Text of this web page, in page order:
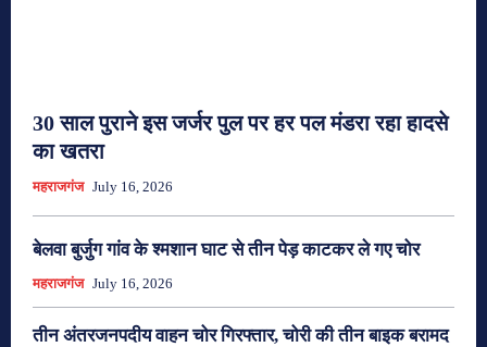
30 साल पुराने इस जर्जर पुल पर हर पल मंडरा रहा हादसे
का खतरा
महराजगंज July 16, 2026
बेलवा बुर्जुग गांव के श्मशान घाट से तीन पेड़ काटकर ले गए चोर
महराजगंज July 16, 2026
तीन अंतरजनपदीय वाहन चोर गिरफ्तार, चोरी की तीन बाइक बरामद